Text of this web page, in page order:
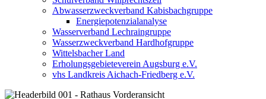
Abwasserzweckverband Kabisbachgruppe
Energiepotenzialanalyse
Wasserverband Lechraingruppe
Wasserzweckverband Hardhofgruppe
Wittelsbacher Land
Erholungsgebieteverein Augsburg e.V.
vhs Landkreis Aichach-Friedberg e.V.